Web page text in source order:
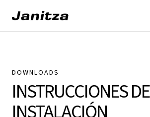
DOWNLOADS
INSTRUCCIONES DE